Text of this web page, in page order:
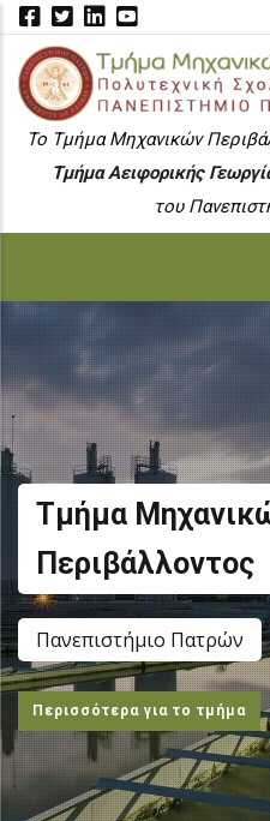
Skip
main
content
To Τμήμα Μηχανικών
Τμήμα Αειφορικής
του
Τμήμα
Περιβάλλοντος
Πανεπιστήμιο Πατρών
Περισσότερα για το τμήμα